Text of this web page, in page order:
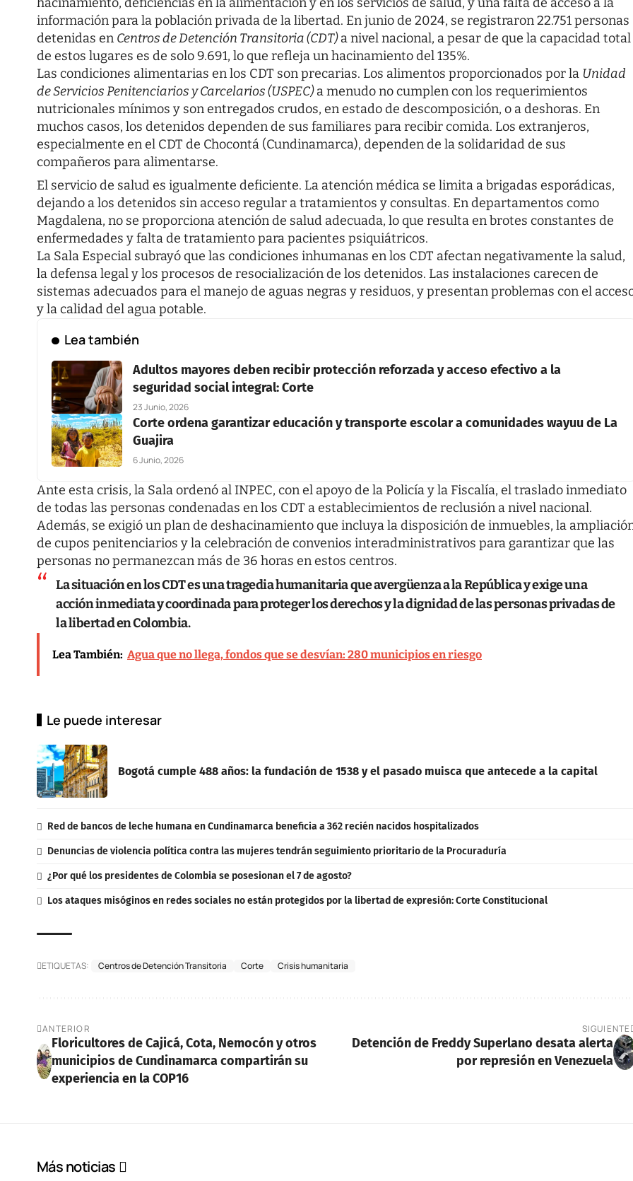
información para la población privada de la libertad. En junio de 2024, se registraron 22.751 personas
detenidas en Centros de Detención Transitoria (CDT)a nivel nacional, a pesar de que la capacidad total
de estos lugares es de solo 9.691, lo que refleja un hacinamiento del 135%.
Las condiciones alimentarias en los CDT son precarias. Los alimentos proporcionados por la Unidad
de Servicios Penitenciarios y Carcelarios (USPEC)a menudo no cumplen con los requerimientos
nutricionales mínimos y son entregados crudos, en estado de descomposición, o a deshoras. En
muchos casos, los detenidos dependen de sus familiares para recibir comida. Los extranjeros,
especialmente en el CDT de Chocontá (Cundinamarca), dependen de la solidaridad de sus
compañeros para alimentarse.
El servicio de salud es igualmente deficiente. La atención médica se limita a brigadas esporádicas,
dejando a los detenidos sin acceso regular a tratamientos y consultas. En departamentos como
Magdalena, no se proporciona atención de salud adecuada, lo que resulta en brotes constantes de
enfermedades y falta de tratamiento para pacientes psiquiátricos.
La Sala Especial subrayó que las condiciones inhumanas en los CDT afectan negativamente la salud,
la defensa legal y los procesos de resocialización de los detenidos. Las instalaciones carecen de
sistemas adecuados para el manejo de aguas negras y residuos, y presentan problemas con el
y la calidad del agua potable.
Lea también
Adultos mayores deben recibir protección reforzada y acceso efectivo a la
seguridad social integral: Corte
23 Junio, 2026
Corte ordena garantizar educación y transporte escolar a comunidades wayuu de La
Guajira
6 Junio, 2026
Ante esta crisis, la Sala ordenó al INPEC, con el apoyo de la Policía y la Fiscalía, el traslado inmediato
de todas las personas condenadas en los CDT a establecimientos de reclusión a nivel nacional.
Además, se exigió un plan de deshacinamiento que incluya la disposición de inmuebles, la
de cupos penitenciarios y la celebración de convenios interadministrativos para garantizar que las
personas no permanezcan más de 36 horas en estos centros.
La situación en los CDT es una tragedia humanitaria que avergüenza a la República y exige una
acción inmediata y coordinada para proteger los derechos y la dignidad de las personas privadas de
la libertad en Colombia.
Lea También: Agua que no llega, fondos que se desvían: 280 municipios en riesgo
Le puede interesar
Bogotá cumple 488 años: la fundación de 1538 y el pasado muisca que antecede a la capital
Red de bancos de leche humana en Cundinamarca beneficia a 362 recién nacidos hospitalizados
Denuncias de violencia política contra las mujeres tendrán seguimiento prioritario de la Procuraduría
¿Por qué los presidentes de Colombia se posesionan el 7 de agosto?
Los ataques misóginos en redes sociales no están protegidos por la libertad de expresión: Corte Constitucional
ETIQUETAS: Centros de Detención Transitoria Corte Crisis humanitaria
ANTERIOR
Floricultores de Cajicá, Cota, Nemocón y otros
municipios de Cundinamarca compartirán su
experiencia en la COP16
SIGUIENTE
Detención de Freddy Superlano desata alerta
por represión en Venezuela
Más noticias